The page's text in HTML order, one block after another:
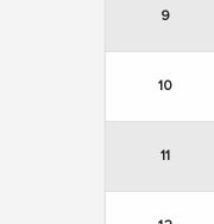
9
10
11